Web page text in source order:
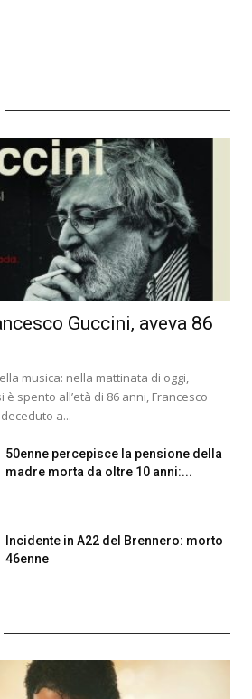
Guccini, aveva 86
musica: nella mattinata di oggi,
è spento all’età di 86 anni, Francesco
a...
50enne percepisce la pensione della
madre morta da oltre 10 anni:...
Incidente in A22 del Brennero: morto
46enne